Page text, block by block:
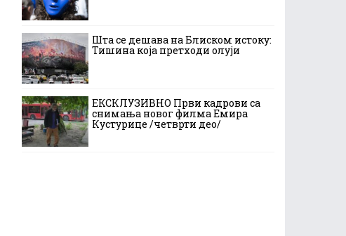
Шта се дешава на Блиском истоку:
Тишина која претходи олуји
ЕКСКЛУЗИВНО Први кадрови са
снимања новог филма Емира
Кустурице /четврти део/